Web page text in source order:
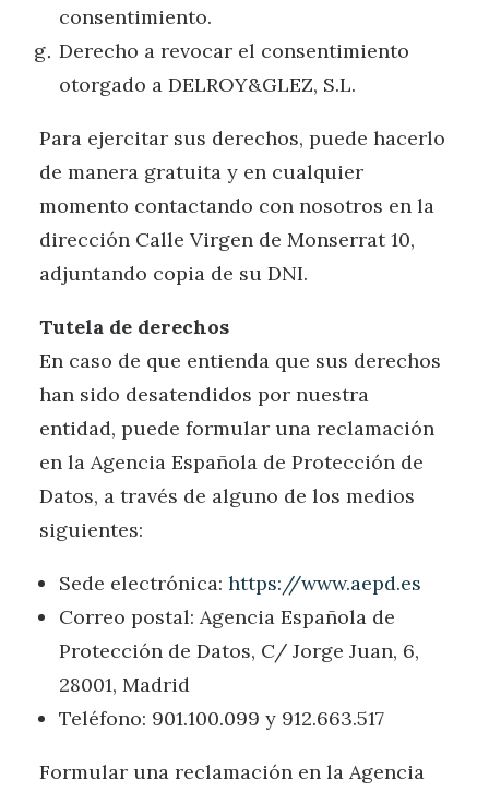
consentimiento.
Derecho a revocar el consentimiento
otorgado a DELROY&GLEZ, S.L.
Para ejercitar sus derechos, puede hacerlo
de manera gratuita y en cualquier
momento contactando con nosotros en la
dirección Calle Virgen de Monserrat 10,
adjuntando copia de su DNI.
Tutela de derechos
En caso de que entienda que sus derechos
han sido desatendidos por nuestra
entidad, puede formular una reclamación
en la Agencia Española de Protección de
Datos, a través de alguno de los medios
siguientes:
Sede electrónica: https://www.aepd.es
Correo postal: Agencia Española de
Protección de Datos, C/ Jorge Juan, 6,
28001, Madrid
Teléfono: 901.100.099 y 912.663.517
Formular una reclamación en la Agencia